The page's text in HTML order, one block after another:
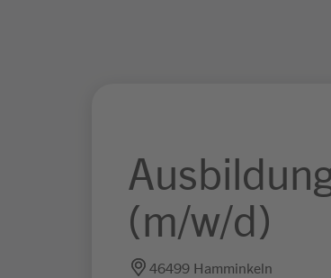
(m/w/d)
46499 Hamminkeln